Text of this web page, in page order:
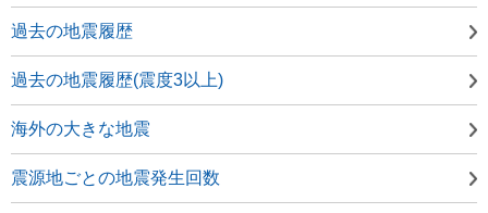
過去の地震履歴
過去の地震履歴(震度3以上)
海外の大きな地震
震源地ごとの地震発生回数